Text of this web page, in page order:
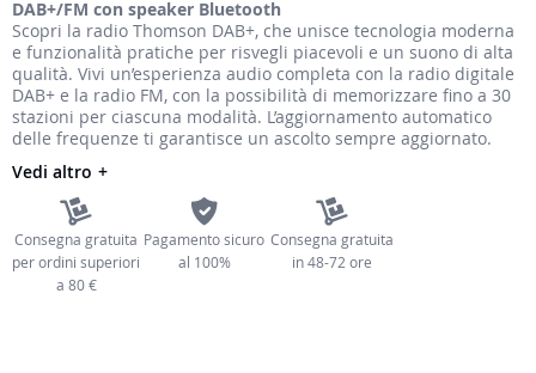
DAB+/FM con speaker Bluetooth
Scopri la radio Thomson DAB+, che unisce tecnologia moderna
e funzionalità pratiche per risvegli piacevoli e un suono di alta
qualità. Vivi un’esperienza audio completa con la radio digitale
DAB+ e la radio FM, con la possibilità di memorizzare fino a 30
stazioni per ciascuna modalità. L’aggiornamento automatico
delle frequenze ti garantisce un ascolto sempre aggiornato.
Vedi altro
Consegna gratuita
per ordini superiori
a 80 €
Pagamento sicuro
al 100%
Consegna gratuita
in 48-72 ore